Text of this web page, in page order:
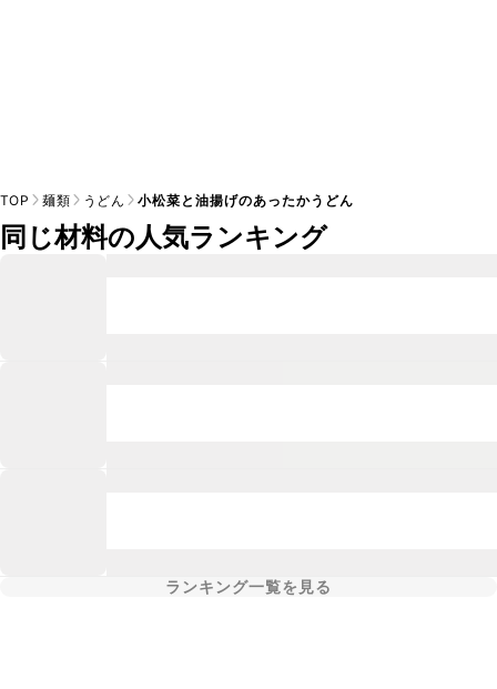
TOP 麺類 うどん 小松菜と油揚げのあったかうどん
同じ材料の人気ランキング
ランキング一覧を見る